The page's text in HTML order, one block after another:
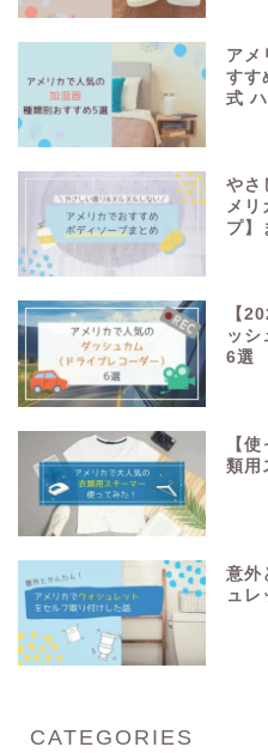
アメ
すす
式
やさ
メリ
プ】
【
ッシ
6選
【
類用
意外
ュレ
CATEGORIES